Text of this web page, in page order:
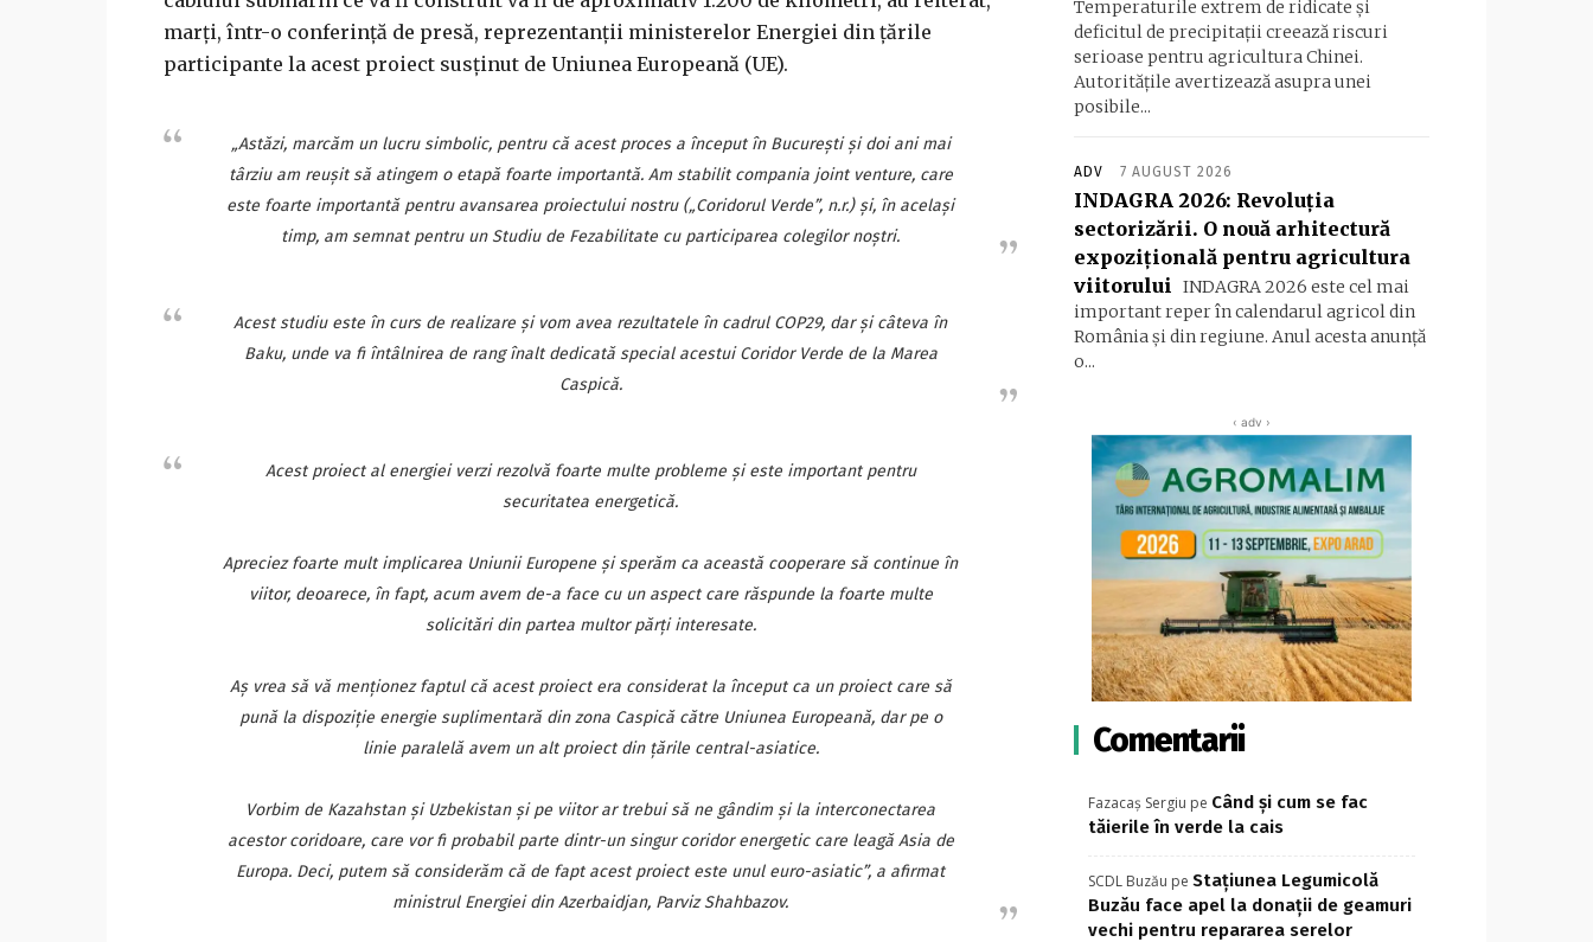
marţi, într-o conferinţă de presă, reprezentanţii ministerelor Energiei din ţările
participante la acest proiect susţinut de Uniunea Europeană (UE).
„Astăzi, marcăm un lucru simbolic, pentru că acest proces a început în Bucureşti şi doi ani mai
târziu am reuşit să atingem o etapă foarte importantă. Am stabilit compania joint venture, care
este foarte importantă pentru avansarea proiectului nostru („Coridorul Verde”, n.r.) şi, în acelaşi
timp, am semnat pentru un Studiu de Fezabilitate cu participarea colegilor noştri.
Acest studiu este în curs de realizare şi vom avea rezultatele în cadrul COP29, dar şi câteva în
Baku, unde va fi întâlnirea de rang înalt dedicată special acestui Coridor Verde de la Marea
Caspică.
Acest proiect al energiei verzi rezolvă foarte multe probleme şi este important pentru
securitatea energetică.
Apreciez foarte mult implicarea Uniunii Europene şi sperăm ca această cooperare să continue în
viitor, deoarece, în fapt, acum avem de-a face cu un aspect care răspunde la foarte multe
solicitări din partea multor părţi interesate.
Aş vrea să vă menţionez faptul că acest proiect era considerat la început ca un proiect care să
pună la dispoziţie energie suplimentară din zona Caspică către Uniunea Europeană, dar pe o
linie paralelă avem un alt proiect din ţările central-asiatice.
Vorbim de Kazahstan şi Uzbekistan şi pe viitor ar trebui să ne gândim şi la interconectarea
acestor coridoare, care vor fi probabil parte dintr-un singur coridor energetic care leagă Asia de
Europa. Deci, putem să considerăm că de fapt acest proiect este unul euro-asiatic”, a afirmat
ministrul Energiei din Azerbaidjan, Parviz Shahbazov.
Temperaturile extrem de ridicate și
deficitul de precipitații creează riscuri
serioase pentru agricultura Chinei.
Autoritățile avertizează asupra unei
posibile...
ADV 7 AUGUST 2026
INDAGRA 2026: Revoluția
sectorizării. O nouă arhitectură
expozițională pentru agricultura
viitorului
INDAGRA 2026 este cel mai
important reper în calendarul agricol din
România și din regiune. Anul acesta anunță
o...
‹ adv ›
Comentarii
Fazacaș Sergiu pe Când și cum se fac
tăierile în verde la cais
SCDL Buzău pe Stațiunea Legumicolă
Buzău face apel la donații de geamuri
vechi pentru repararea serelor